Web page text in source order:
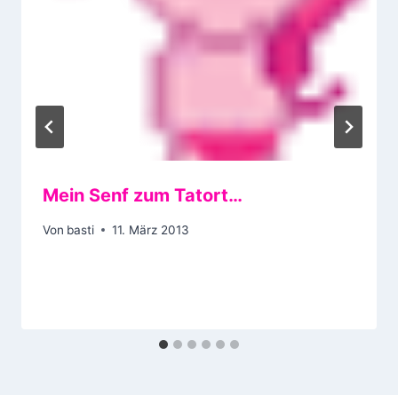
Mein Senf zum Tatort…
Von basti 11. März 2013